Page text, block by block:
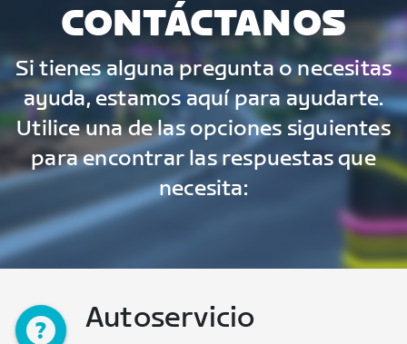
Español
CONTÁCTANOS
Si tienes alguna pregunta o necesitas
ayuda, estamos aquí para ayudarte.
Utilice una de las opciones siguientes
para encontrar las respuestas que
necesita:
Autoservicio